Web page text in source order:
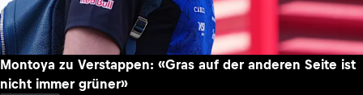
Montoya zu Verstappen: «Gras auf der anderen Seite ist
nicht immer grüner»